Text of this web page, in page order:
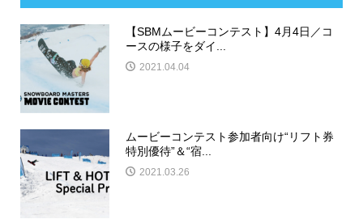
【SBMムービーコンテスト】4月4日／コ
ースの様子をダイ...
2021.04.04
ムービーコンテスト参加者向け“リフト券
特別優待”＆“宿...
2021.03.26